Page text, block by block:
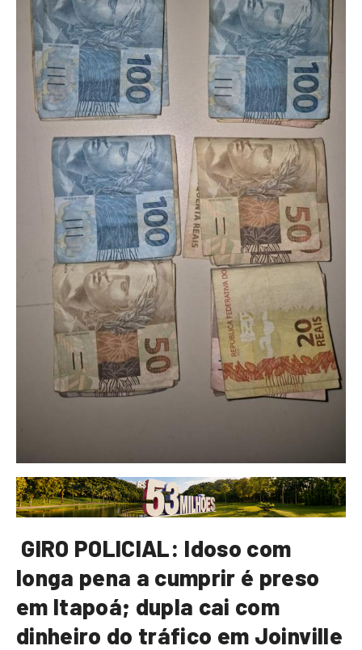
GIRO POLICIAL: Idoso com
longa pena a cumprir é preso
em Itapoá; dupla cai com
dinheiro do tráfico em Joinville